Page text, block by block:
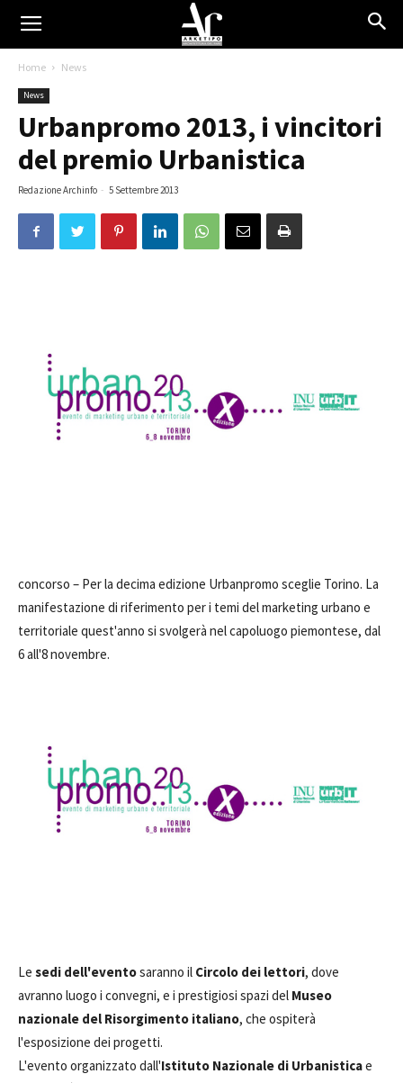
Home News
News
Urbanpromo 2013, i vincitori
del premio Urbanistica
Redazione Archinfo - 5 Settembre 2013
concorso – Per la decima edizione Urbanpromo sceglie Torino. La
manifestazione di riferimento per i temi del marketing urbano e
territoriale quest'anno si svolgerà nel capoluogo piemontese, dal
6 all'8 novembre.
Le sedi dell'eventosaranno il Circolo dei lettori, dove
avranno luogo i convegni, e i prestigiosi spazi del Museo
nazionale del Risorgimento italiano, che ospiterà
l'esposizione dei progetti.
L'evento organizzato dall'Istituto Nazionale di Urbanisticae